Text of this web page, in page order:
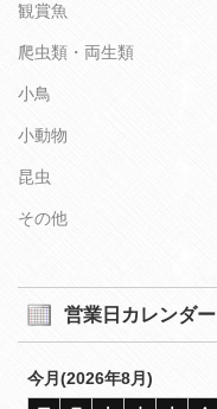
観賞魚
爬虫類・両生類
小鳥
小動物
昆虫
その他
営業日カレンダー
今月(2026年8月)